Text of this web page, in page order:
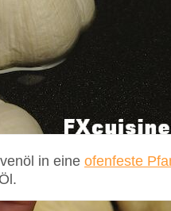
in eine ofenfeste